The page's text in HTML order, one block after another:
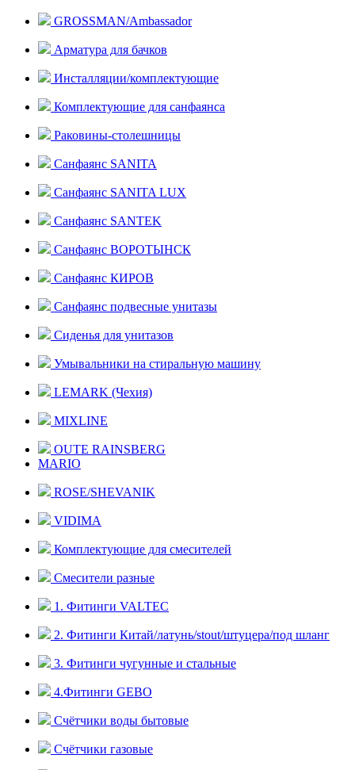
GROSSMAN/Ambassador
Арматура для бачков
Инсталляции/комплектующие
Комплектующие для санфаянса
Раковины-столешницы
Санфаянс SANITA
Санфаянс SANITA LUX
Санфаянс SANTEK
Санфаянс ВОРОТЫНСК
Санфаянс КИРОВ
Санфаянс подвесные унитазы
Сиденья для унитазов
Умывальники на стиральную машину
LEMARK (Чехия)
MIXLINE
OUTE RAINSBERG
MARIO
ROSE/SHEVANIK
VIDIMA
Комплектующие для смесителей
Смесители разные
1. Фитинги VALTEC
2. Фитинги Китай/латунь/stout/штуцера/под шланг
3. Фитинги чугунные и стальные
4.Фитинги GEBO
Счётчики воды бытовые
Счётчики газовые